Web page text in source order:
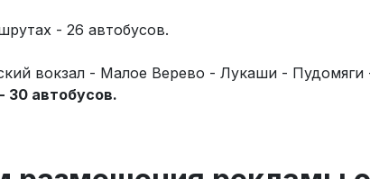
- 26 автобусов.
вокзал - Малое Верево - Лукаши -
30 автобусов.